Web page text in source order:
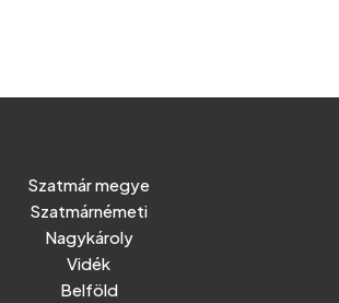
Szatmár megye
Szatmárnémeti
Nagykároly
Vidék
Belföld